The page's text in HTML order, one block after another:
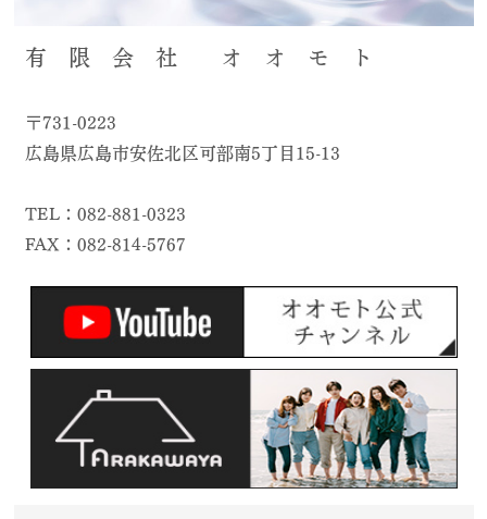
有 限 会 社 オ オ モ ト
〒731-0223
広島県広島市安佐北区可部南5丁目15-13
TEL：082-881-0323
FAX：082-814-5767